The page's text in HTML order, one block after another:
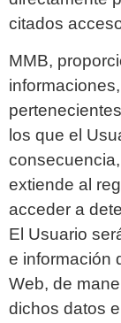
citados
MMB,
los que el
extiende al
acceder a
El Usuario
e información
Web, de
dichos datos